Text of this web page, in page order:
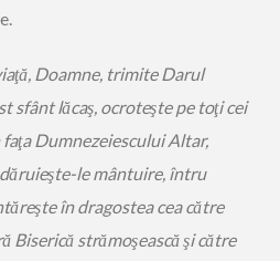
Doamne, trimite Darul
sfânt lăcaş, ocroteşte pe toţi cei
Dumnezeiescului Altar,
le mântuire, întru
în dragostea cea către
Biserică strămoşească şi către